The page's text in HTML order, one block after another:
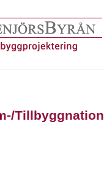
Tillbyggnation